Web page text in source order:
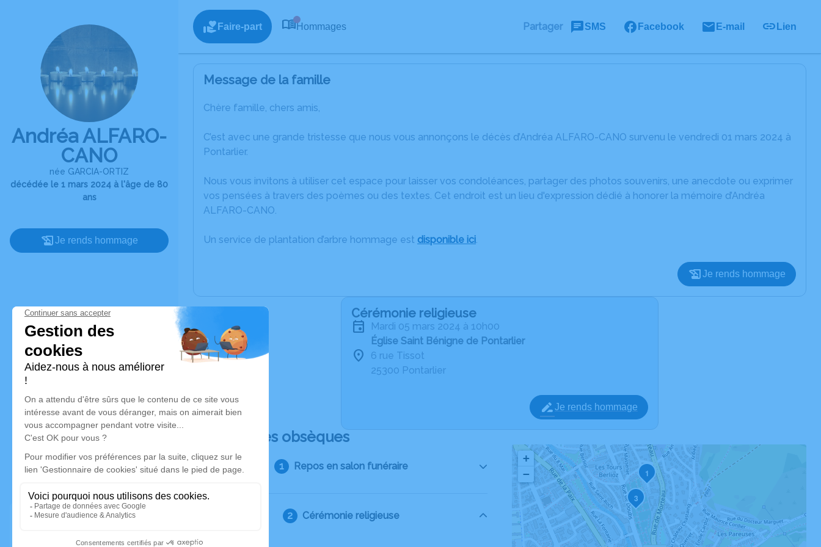
Andréa ALFARO-
CANO
née GARCIA-ORTIZ
décédée le 1 mars 2024 à l'âge de 80
ans
Je rends hommage
Faire-part Hommages Partager SMS Facebook E-mail Lien
Message de la famille
Chère famille, chers amis,
C’est avec une grande tristesse que nous vous annonçons le décès d’Andréa ALFARO-CANO survenu le vendredi 01 mars 2024 à
Pontarlier.
Nous vous invitons à utiliser cet espace pour laisser vos condoléances, partager des photos souvenirs, une anecdote ou exprimer
vos pensées à travers des poèmes ou des textes. Cet endroit est un lieu d'expression dédié à honorer la mémoire d’Andréa
ALFARO-CANO.
Un service de plantation d’arbre hommage est disponible ici.
Je rends hommage
Cérémonie religieuse
mardi 05 mars 2024 à 10h00
Église Saint Bénigne de Pontarlier
6 rue Tissot
25300 Pontarlier
Je rends hommage
Déroulé des obsèques
Repos en salon funéraire
Cérémonie religieuse
1
3
+
−